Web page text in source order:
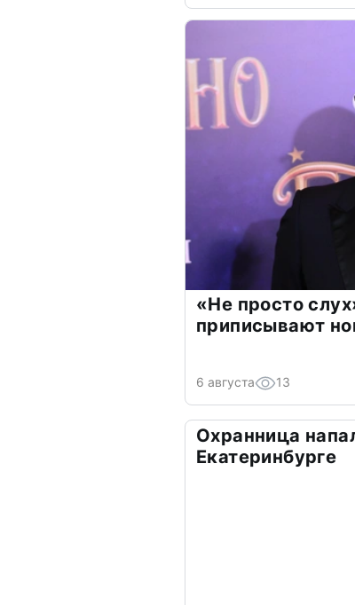
«Не просто
приписывают
6 августа 13
Охранница
Екатеринбурге